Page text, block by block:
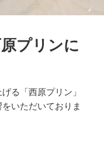
プリンに
る「西原プリン」
いただいておりま